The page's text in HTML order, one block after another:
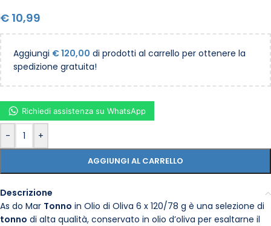
€ 10,99
Aggiungi €120,00 di prodotti al carrello per ottenere la
spedizione gratuita!
- +
AGGIUNGI AL CARRELLO
Richiedi assistenza su WhatsApp
Descrizione
As do Mar Tonno in Olio di Oliva 6 x 120/78 g è una selezione di
tonno di alta qualità, conservato in olio d’oliva per esaltarne il